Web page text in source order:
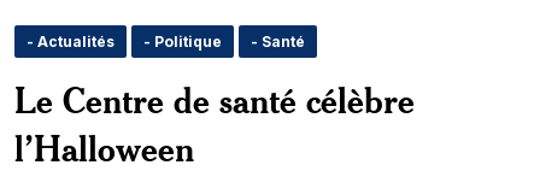
- Actualités - Politique - Santé
Le Centre de santé célèbre
l’Halloween